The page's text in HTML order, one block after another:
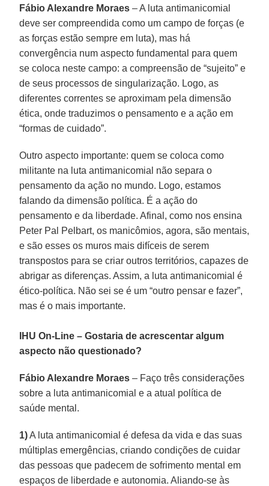
Fábio Alexandre Moraes– A luta antimanicomial
deve ser compreendida como um campo de forças (e
as forças estão sempre em luta), mas há
convergência num aspecto fundamental para quem
se coloca neste campo: a compreensão de “sujeito” e
de seus processos de singularização. Logo, as
diferentes correntes se aproximam pela dimensão
ética, onde traduzimos o pensamento e a ação em
“formas de cuidado”.
Outro aspecto importante: quem se coloca como
militante na luta antimanicomial não separa o
pensamento da ação no mundo. Logo, estamos
falando da dimensão política. É a ação do
pensamento e da liberdade. Afinal, como nos ensina
Peter Pal Pelbart, os manicômios, agora, são mentais,
e são esses os muros mais difíceis de serem
transpostos para se criar outros territórios, capazes de
abrigar as diferenças. Assim, a luta antimanicomial é
ético-política. Não sei se é um “outro pensar e fazer”,
mas é o mais importante.
IHU On-Line – Gostaria de acrescentar algum
aspecto não questionado?
Fábio Alexandre Moraes– Faço três considerações
sobre a luta antimanicomial e a atual política de
saúde mental.
1)A luta antimanicomial é defesa da vida e das suas
múltiplas emergências, criando condições de cuidar
das pessoas que padecem de sofrimento mental em
espaços de liberdade e autonomia. Aliando-se às